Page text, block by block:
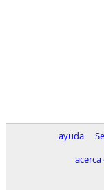
ayuda
acerca